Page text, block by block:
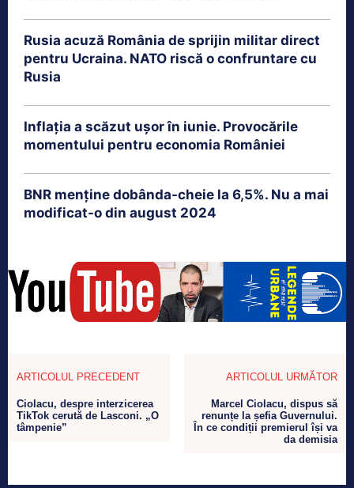
Rusia acuză România de sprijin militar direct
pentru Ucraina. NATO riscă o confruntare cu
Rusia
Inflația a scăzut ușor în iunie. Provocările
momentului pentru economia României
BNR menține dobânda-cheie la 6,5%. Nu a mai
modificat-o din august 2024
ARTICOLUL PRECEDENT
Ciolacu, despre interzicerea
TikTok cerută de Lasconi. „O
tâmpenie”
ARTICOLUL URMĂTOR
Marcel Ciolacu, dispus să
renunțe la șefia Guvernului.
În ce condiții premierul își va
da demisia